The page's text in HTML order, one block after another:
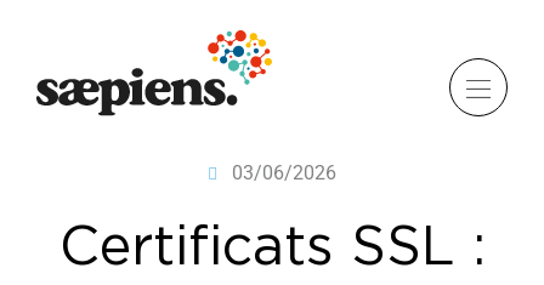
03/06/2026
Certificats SSL :